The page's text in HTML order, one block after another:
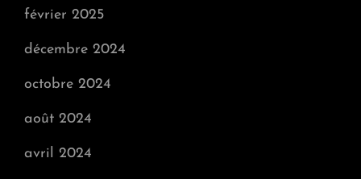
février 2025
décembre 2024
octobre 2024
août 2024
avril 2024